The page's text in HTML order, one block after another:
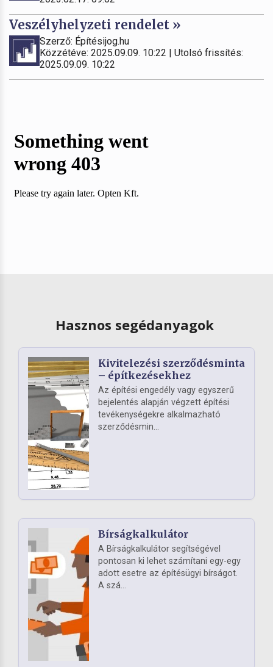
Veszélyhelyzeti rendelet »
Szerző: Építésijog.hu
Közzétéve: 2025.09.09. 10:22 | Utolsó frissítés:
2025.09.09. 10:22
Hasznos segédanyagok
Kivitelezési szerződésminta
– építkezésekhez
Az építési engedély vagy egyszerű
bejelentés alapján végzett építési
tevékenységekre alkalmazható
szerződésmin...
Bírságkalkulátor
A Bírságkalkulátor segítségével
pontosan ki lehet számítani egy-egy
adott esetre az építésügyi bírságot.
A szá...